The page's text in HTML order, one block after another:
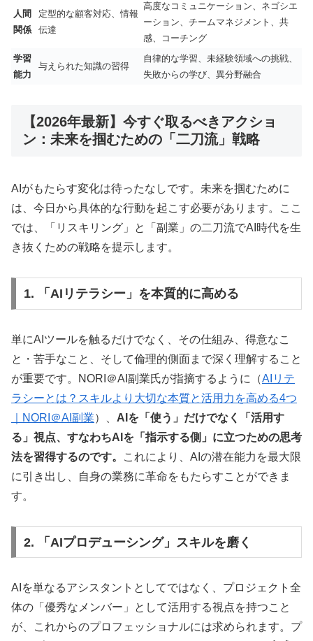
人間
関係
定型的な顧客対応、情報
伝達
高度なコミュニケーション、ネゴシエ
ーション、チームマネジメント、共
感、コーチング
学習
能力
与えられた知識の習得
自律的な学習、未経験領域への挑戦、
失敗からの学び、異分野融合
【2026年最新】今すぐ取るべきアクショ
ン：未来を掴むための「二刀流」戦略
AIがもたらす変化は待ったなしです。未来を掴むために
は、今日から具体的な行動を起こす必要があります。ここ
では、「リスキリング」と「副業」の二刀流でAI時代を生
き抜くための戦略を提示します。
1. 「AIリテラシー」を本質的に高める
単にAIツールを触るだけでなく、その仕組み、得意なこ
と・苦手なこと、そして倫理的側面まで深く理解すること
が重要です。NORI＠AI副業氏が指摘するように（AIリテ
ラシーとは？スキルより大切な本質と活用力を高める4つ
｜NORI＠AI副業）、 AIを「使う」だけでなく「活用す
る」視点、すなわちAIを「指示する側」に立つための思考
法を習得するのです。
これにより、AIの潜在能力を最大限
に引き出し、自身の業務に革命をもたらすことができま
す。
2. 「AIプロデューシング」スキルを磨く
AIを単なるアシスタントとしてではなく、プロジェクト全
体の「優秀なメンバー」として活用する視点を持つこと
が、これからのプロフェッショナルには求められます。プ